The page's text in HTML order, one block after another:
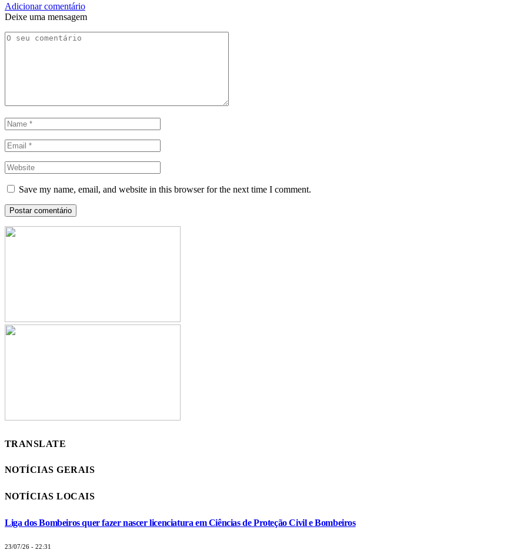
Adicionar comentário
Deixe uma mensagem
Save my name, email, and website in this browser for the next time I comment.
TRANSLATE
NOTÍCIAS GERAIS
NOTÍCIAS LOCAIS
Liga dos Bombeiros quer fazer nascer licenciatura em Ciências de Proteção Civil e Bombeiros
23/07/26 - 22:31